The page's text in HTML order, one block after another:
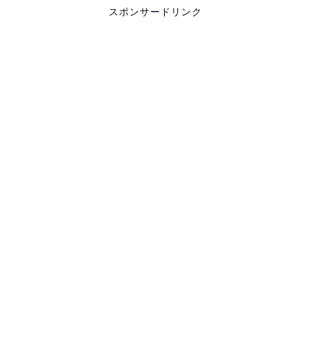
スポンサードリンク